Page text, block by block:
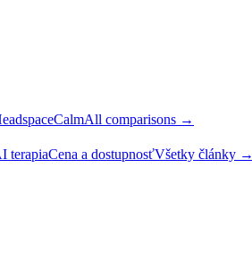
CalmAll comparisons →
terapiaCena a dostupnosťVšetky články →